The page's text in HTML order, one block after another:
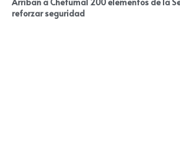
reforzar seguridad